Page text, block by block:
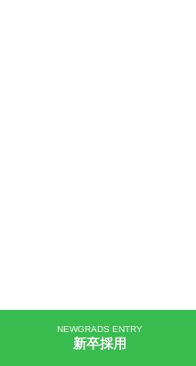
NEWGRADS ENTRY
新卒採用